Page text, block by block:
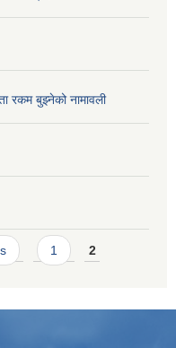
रकम बुझ्नेको नामावली
1 2